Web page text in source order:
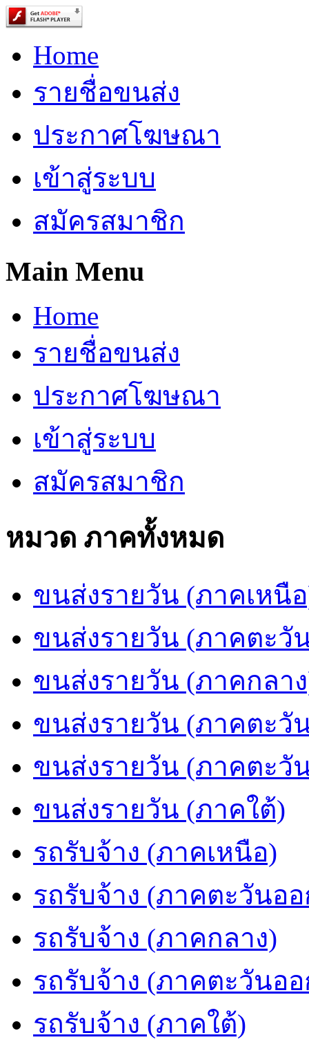
Home
รายชื่อขนส่ง
ประกาศโฆษณา
เข้าสู่ระบบ
สมัครสมาชิก
Main Menu
Home
รายชื่อขนส่ง
ประกาศโฆษณา
เข้าสู่ระบบ
สมัครสมาชิก
หมวด ภาคทั้งหมด
ขนส่งรายวัน (ภาคเหนื
ขนส่งรายวัน (ภาคตะวั
ขนส่งรายวัน (ภาคกลา
ขนส่งรายวัน (ภาคตะวั
ขนส่งรายวัน (ภาคตะวั
ขนส่งรายวัน (ภาคใต้)
รถรับจ้าง (ภาคเหนือ)
รถรับจ้าง (ภาคตะวันออ
รถรับจ้าง (ภาคกลาง)
รถรับจ้าง (ภาคตะวันอ
รถรับจ้าง (ภาคใต้)